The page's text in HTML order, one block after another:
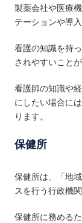
製薬会社や医療
テーションや導
看護の知識を持
されやすいことが
看護師の知識や
にしたい場合に
ります。
保健所
保健所は、「地
スを行う行政機関
保健所に務める